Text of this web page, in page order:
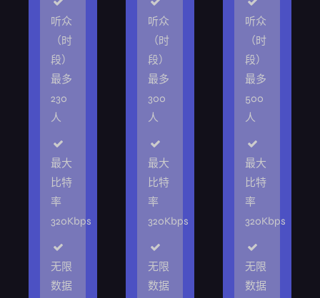
听众
（时
段）
最多
230
人
最大
比特
率
320Kbps
无限
数据
听众
（时
段）
最多
300
人
最大
比特
率
320Kbps
无限
数据
听众
（时
段）
最多
500
人
最大
比特
率
320Kbps
无限
数据